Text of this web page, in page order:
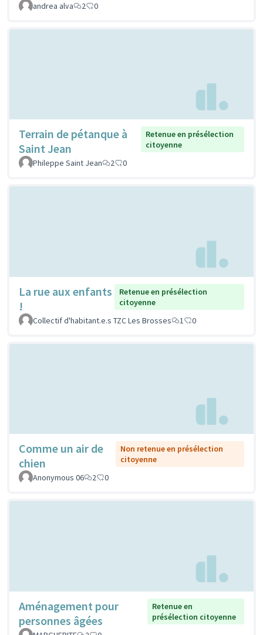
andrea alva
2 0
Terrain de pétanque à
Saint Jean
Retenue en présélection
citoyenne
Phileppe Saint Jean
2 0
La rue aux enfants
!
Retenue en présélection
citoyenne
Collectif d'habitant.e.s TZC Les Brosses
1 0
Comme un air de
chien
Non retenue en présélection
citoyenne
Anonymous 06
2 0
Aménagement pour
personnes âgées
Retenue en
présélection citoyenne